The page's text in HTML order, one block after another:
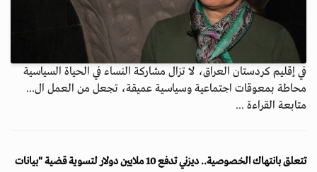
في إقليم كردستان العراق، لا تزال مشاركة النساء في الحياة السياسية
محاطة بمعوقات اجتماعية وسياسية عميقة، تجعل من العمل ال...
متابعة القراءة ...
تتعلق بانتهاك الخصوصية.. ديزني تدفع 10 ملايين دولار لتسوية قضية "بيانات